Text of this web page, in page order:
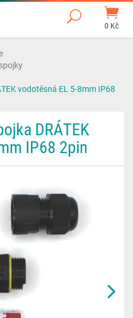
0 Kč
vodotěsná EL 5-8mm IP68
DRÁTEK
IP68 2pin